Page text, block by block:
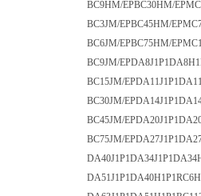
BC9HM/EPBC30HM/
BC3JM/EPBC45HM/
BC6JM/EPBC75HM/
BC9JM/
BC15JM/
BC30JM/
BC45JM/
BC75JM/